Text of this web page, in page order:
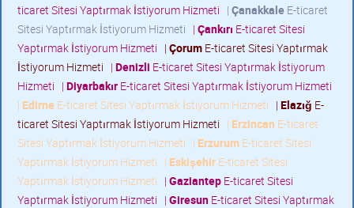
ticaret Sitesi Yaptırmak İstiyorum Hizmeti | Çanakkale E-ticaret
Sitesi Yaptırmak İstiyorum Hizmeti | Çankırı E-ticaret Sitesi
Yaptırmak İstiyorum Hizmeti | Çorum E-ticaret Sitesi Yaptırmak
İstiyorum Hizmeti | Denizli E-ticaret Sitesi Yaptırmak İstiyorum
Hizmeti | Diyarbakır E-ticaret Sitesi Yaptırmak İstiyorum Hizmeti
| Edirne E-ticaret Sitesi Yaptırmak İstiyorum Hizmeti | Elazığ E-
ticaret Sitesi Yaptırmak İstiyorum Hizmeti | Erzincan E-ticaret
Sitesi Yaptırmak İstiyorum Hizmeti | Erzurum E-ticaret Sitesi
Yaptırmak İstiyorum Hizmeti | Eskişehir E-ticaret Sitesi
Yaptırmak İstiyorum Hizmeti | Gaziantep E-ticaret Sitesi
Yaptırmak İstiyorum Hizmeti | Giresun E-ticaret Sitesi Yaptırmak